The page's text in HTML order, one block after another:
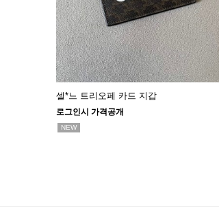
셀*느 트리오페 카드 지갑
로그인시 가격공개
NEW